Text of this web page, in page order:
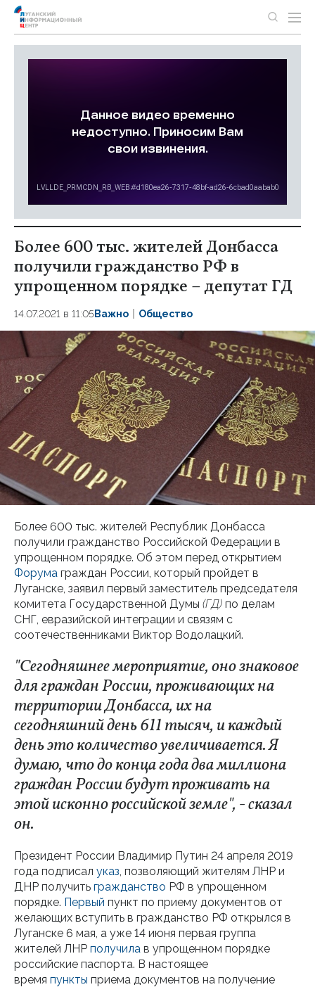
Более 600 тыс. жителей Донбасса
получили гражданство РФ в
упрощенном порядке – депутат ГД
14.07.2021 в 11:05 Важно Общество
Более 600 тыс. жителей Республик Донбасса
получили гражданство Российской Федерации в
упрощенном порядке. Об этом перед открытием
Форума граждан России, который пройдет в
Луганске, заявил первый заместитель председателя
комитета Государственной Думы (ГД) по делам
СНГ, евразийской интеграции и связям с
соотечественниками Виктор Водолацкий.
"Сегодняшнее мероприятие, оно знаковое
для граждан России, проживающих на
территории Донбасса, их на
сегодняшний день 611 тысяч, и каждый
день это количество увеличивается. Я
думаю, что до конца года два миллиона
граждан России будут проживать на
этой исконно российской земле", - сказал
он.
Президент России Владимир Путин 24 апреля 2019
года подписал указ, позволяющий жителям ЛНР и
ДНР получить гражданство РФ в упрощенном
порядке. Первый пункт по приему документов от
желающих вступить в гражданство РФ открылся в
Луганске 6 мая, а уже 14 июня первая группа
жителей ЛНР получила в упрощенном порядке
российские паспорта. В настоящее
время пункты приема документов на получение